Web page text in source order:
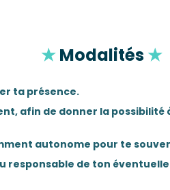
★Modalités★
ta présence.
afin de donner la
autonome pour te
responsable de ton